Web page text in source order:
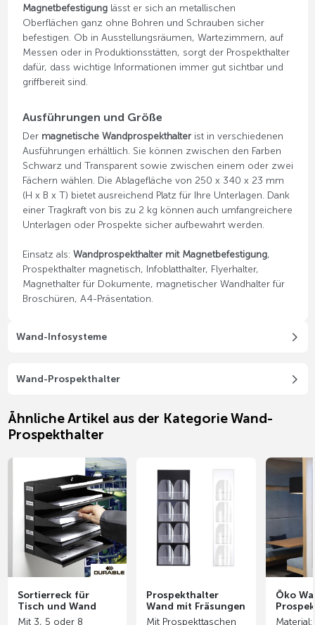
Magnetbefestigunglässt er sich an metallischen
Oberflächen ganz ohne Bohren und Schrauben sicher
befestigen. Ob in Ausstellungsräumen, Wartezimmern, auf
Messen oder in Produktionsstätten, sorgt der Prospekthalter
dafür, dass wichtige Informationen immer gut sichtbar und
griffbereit sind.
Ausführungen und Größe
Der magnetische Wandprospekthalterist in verschiedenen
Ausführungen erhältlich. Sie können zwischen den Farben
Schwarz und Transparent sowie zwischen einem oder zwei
Fächern wählen. Die Ablagefläche von 250 x 340 x 23 mm
(H x B x T) bietet ausreichend Platz für Ihre Unterlagen. Dank
einer Tragkraft von bis zu 2 kg können auch umfangreichere
Unterlagen oder Prospekte sicher aufbewahrt werden.
Einsatz als: Wandprospekthalter mit Magnetbefestigung,
Prospekthalter magnetisch, Infoblatthalter, Flyerhalter,
Magnethalter für Dokumente, magnetischer Wandhalter für
Broschüren, A4-Präsentation.
Wand-Infosysteme
Wand-Prospekthalter
Ähnliche Artikel aus der Kategorie Wand-
Prospekthalter
Sortierreck für
Tisch und Wand
Mit 3, 5 oder 8
Prospekthalter
Wand mit Fräsungen
Mit Prospekttaschen
Öko